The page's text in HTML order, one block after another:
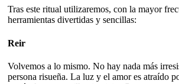
Tras este ritual utilizaremos, con la mayor
herramientas divertidas y sencillas:
Reir
Volvemos a lo mismo. No hay nada más
persona risueña. La luz y el amor es atraído